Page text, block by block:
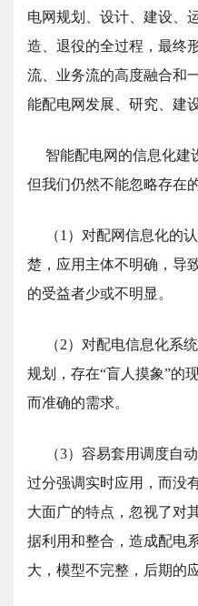
电网规划、设计、建设、
造、退役的全过程，最终
流、业务流的高度融合和
能配电网发展、研究、建
智能配电网的信息化建
但我们仍然不能忽略存在
（1）对配网信息化的
楚，应用主体不明确，导
的受益者少或不明显。
（2）对配电信息化系
规划，存在“盲人摸象”的
而准确的需求。
（3）容易套用调度自
过分强调实时应用，而没
大面广的特点，忽视了对
据利用和整合，造成配电
大，模型不完整，后期的